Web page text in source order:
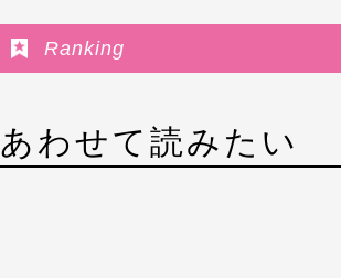
Ranking
あわせて読みたい